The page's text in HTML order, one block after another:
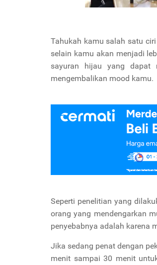
Tahukah kamu salah satu
selain kamu akan menjadi
sayuran hijau yang dapat
mengembalikan mood kamu.
Seperti penelitian yang
orang yang mendengarkan
penyebabnya adalah karena
Jika sedang penat dengan
menit sampai 30 menit